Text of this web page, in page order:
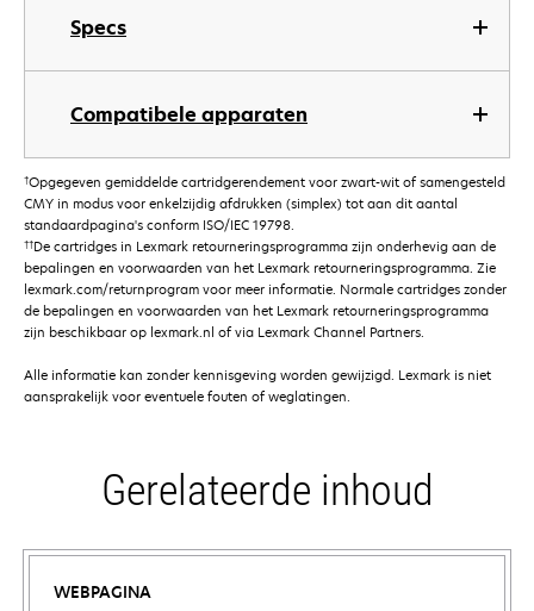
Specs
Compatibele apparaten
†Opgegeven gemiddelde cartridgerendement voor zwart-wit of samengesteld
CMY in modus voor enkelzijdig afdrukken (simplex) tot aan dit aantal
standaardpagina's conform ISO/IEC 19798.
††De cartridges in Lexmark retourneringsprogramma zijn onderhevig aan de
bepalingen en voorwaarden van het Lexmark retourneringsprogramma. Zie
lexmark.com/returnprogram voor meer informatie. Normale cartridges zonder
de bepalingen en voorwaarden van het Lexmark retourneringsprogramma
zijn beschikbaar op lexmark.nl of via Lexmark Channel Partners.
Alle informatie kan zonder kennisgeving worden gewijzigd. Lexmark is niet
aansprakelijk voor eventuele fouten of weglatingen.
Gerelateerde inhoud
WEBPAGINA